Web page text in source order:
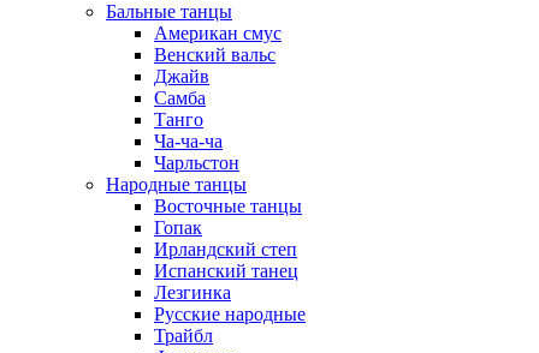
Бальные танцы
Американ смус
Венский вальс
Джайв
Самба
Танго
Ча-ча-ча
Чарльстон
Народные танцы
Восточные танцы
Гопак
Ирландский степ
Испанский танец
Лезгинка
Русские народные
Трайбл